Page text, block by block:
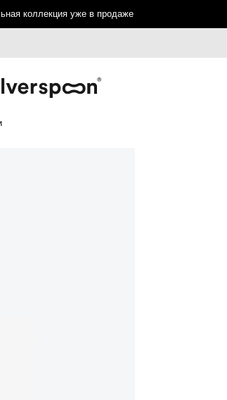
коллекция уже в продаже